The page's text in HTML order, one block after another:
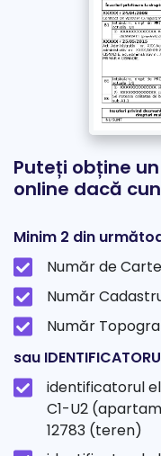
Puteți obține
online dacă
Minim 2 din
Număr de
Număr
Număr
sau
identificatorul
C1-U2
12783 (teren)